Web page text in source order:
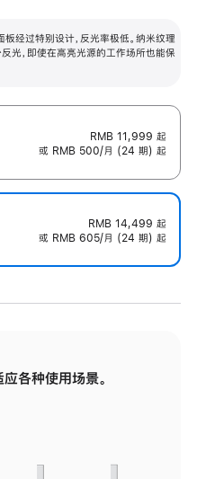
板经过特别设计，反光率极低。纳米纹理
光，即使在高亮光源的工作场所也能保
RMB 11,999 起
或 RMB 500/月 (24 期) 起
RMB 14,499 起
或 RMB 605/月 (24 期) 起
各种使用场景。